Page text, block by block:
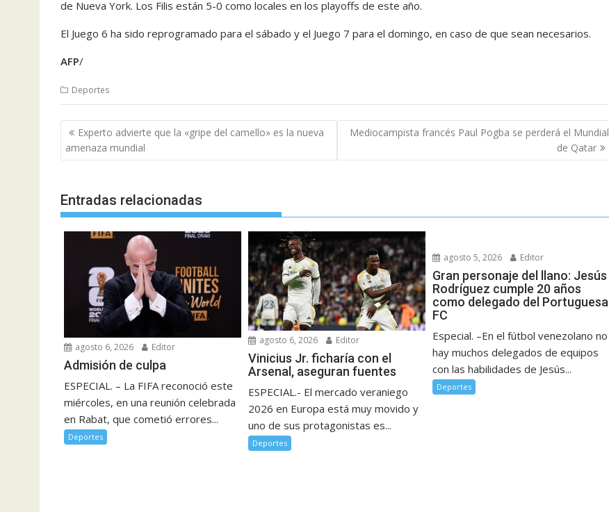
de Nueva York. Los Filis están 5-0 como locales en los playoffs de este año.
El Juego 6 ha sido reprogramado para el sábado y el Juego 7 para el domingo, en caso de que sean necesarios.
AFP/
Deportes
Navegación
de
entradas
Experto advierte que la «gripe del camello» es la nueva
amenaza mundial
Mediocampista francés Paul Pogba se perderá el Mundial
de Qatar
Entradas relacionadas
agosto 6, 2026 Editor
Admisión de culpa
ESPECIAL. – La FIFA reconoció este
miércoles, en una reunión celebrada
en Rabat, que cometió errores...
Deportes
agosto 6, 2026 Editor
Vinicius Jr. ficharía con el
Arsenal, aseguran fuentes
ESPECIAL.- El mercado veraniego
2026 en Europa está muy movido y
uno de sus protagonistas es...
Deportes
agosto 5, 2026 Editor
Gran personaje del llano: Jesús
Rodríguez cumple 20 años
como delegado del Portuguesa
FC
Especial. –En el fútbol venezolano no
hay muchos delegados de equipos
con las habilidades de Jesús...
Deportes